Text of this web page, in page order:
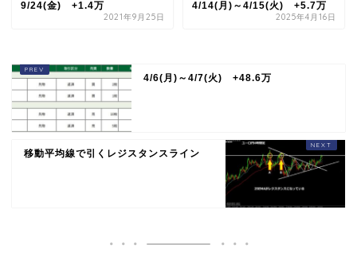
9/24(金) +1.4万
2021年9月25日
4/14(月)～4/15(火) +5.7万
2025年4月16日
4/6(月)～4/7(火) +48.6万
移動平均線で引くレジスタンスライン